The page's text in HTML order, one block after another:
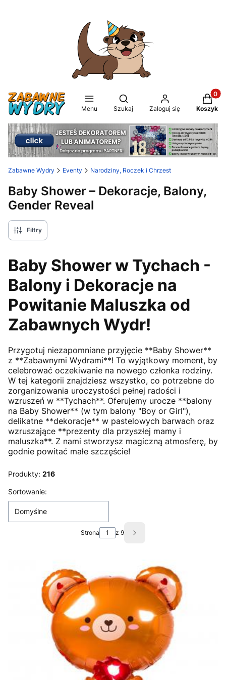
Menu
Otwórz wyszukiwarkę
Szukaj Zaloguj się Koszyk
Zabawne Wydry Eventy Narodziny, Roczek i Chrzest
Baby Shower – Dekoracje, Balony,
Gender Reveal
Filtry
Baby Shower w Tychach -
Balony i Dekoracje na
Powitanie Maluszka od
Zabawnych Wydr!
Przygotuj niezapomniane przyjęcie **Baby Shower**
z **Zabawnymi Wydrami**! To wyjątkowy moment, by
celebrować oczekiwanie na nowego członka rodziny.
W tej kategorii znajdziesz wszystko, co potrzebne do
zorganizowania uroczystości pełnej radości i
wzruszeń w **Tychach**. Oferujemy urocze **balony
na Baby Shower** (w tym balony "Boy or Girl"),
delikatne **dekoracje** w pastelowych barwach oraz
wzruszające **prezenty dla przyszłej mamy i
maluszka**. Z nami stworzysz magiczną atmosferę, by
godnie powitać małe szczęście!
Produkty: 216
Lista produktów
Sortowanie:
Domyślne
Strona z 9 Następne produkty